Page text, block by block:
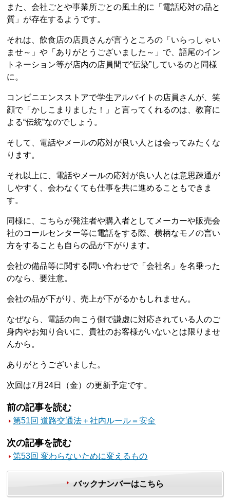
また、会社ごとや事業所ごとの風土的に「電話応対の品と
質」が存在するようです。
それは、飲食店の店員さんが言うところの「いらっしゃい
ませ～」や「ありがとうございました～」で、語尾のイン
トネーション等が店内の店員間で“伝染”しているのと同様
に。
コンビニエンスストアで学生アルバイトの店員さんが、笑
顔で「かしこまりました！」と言ってくれるのは、教育に
よる“伝統”なのでしょう。
そして、電話やメールの応対が良い人とは会ってみたくな
ります。
それ以上に、電話やメールの応対が良い人とは意思疎通が
しやすく、会わなくても仕事を共に進めることもできま
す。
同様に、こちらが発注者や購入者としてメーカーや販売会
社のコールセンター等に電話をする際、横柄なモノの言い
方をすることも自らの品が下がります。
会社の備品等に関する問い合わせで「会社名」を名乗った
のなら、要注意。
会社の品が下がり、売上が下がるかもしれません。
なぜなら、電話の向こう側で謙虚に対応されている人のご
身内やお知り合いに、貴社のお客様がいないとは限りませ
んから。
ありがとうございました。
次回は7月24日（金）の更新予定です。
前の記事を読む
第51回 道路交通法＋社内ルール＝安全
次の記事を読む
第53回 変わらないために変えるもの
バックナンバーはこちら